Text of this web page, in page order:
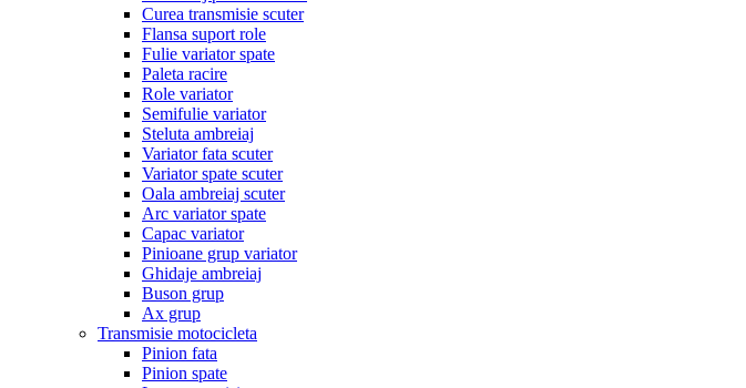
Curea transmisie scuter
Flansa suport role
Fulie variator spate
Paleta racire
Role variator
Semifulie variator
Steluta ambreiaj
Variator fata scuter
Variator spate scuter
Oala ambreiaj scuter
Arc variator spate
Capac variator
Pinioane grup variator
Ghidaje ambreiaj
Buson grup
Ax grup
Transmisie motocicleta
Pinion fata
Pinion spate